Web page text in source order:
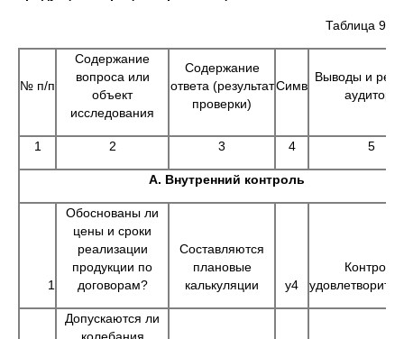
Таблица 9
№ п/п
Содержание
вопроса или
объект
исследования
Содержание
ответа (результат
проверки)
Симв
Выводы и
аудитора
1 2 3 4 5
А. Внутренний контроль
1
Обоснованы ли
цены и сроки
реализации
продукции по
договорам?
Составляются
плановые
калькуляции
у4
Контроль
Допускаются ли